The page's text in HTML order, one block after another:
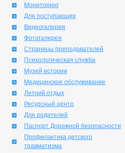
Мониторинг
Для поступающих
Видеогалерея
Фотогалерея
Страницы преподавателей
Психологическая служба
Музей истории
Медицинское обслуживание
Летний отдых
Ресурсный центр
Для родителей
Паспорт Дорожной безопасности
Профилактика детского
травматизма